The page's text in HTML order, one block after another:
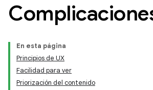
En esta página
Principios de UX
Facilidad para ver
Priorización del contenido